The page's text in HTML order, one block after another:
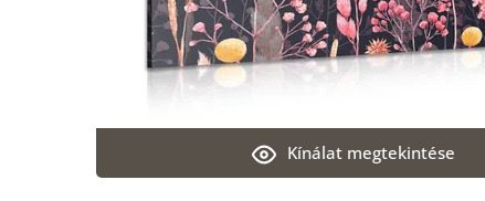
Kínálat megtekintése